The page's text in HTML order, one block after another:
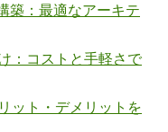
築：最適なアーキテ
：コストと手軽さで
ット・デメリットを